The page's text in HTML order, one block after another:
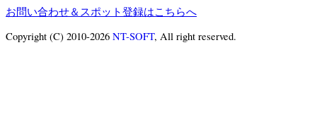
お問い合わせ＆スポット登録はこちらへ
Copyright (C) 2010-2026 NT-SOFT, All right reserved.